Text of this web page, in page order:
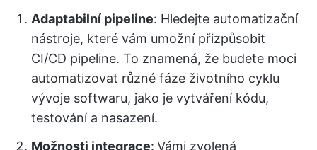
Adaptabilní pipeline: Hledejte automatizační
nástroje, které vám umožní přizpůsobit
CI/CD pipeline. To znamená, že budete moci
automatizovat různé fáze životního cyklu
vývoje softwaru, jako je vytváření kódu,
testování a nasazení.
Možnosti integrace: Vámi zvolená